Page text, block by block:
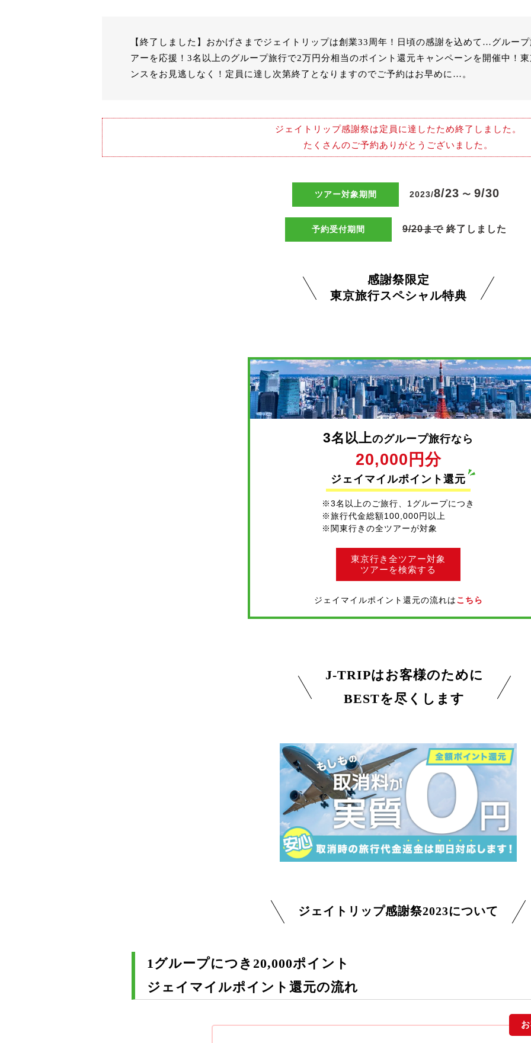
【終了しました】おかげさまでジェイトリップは創業33周年！日頃の感謝を込めて…グルー
アーを応援！3名以上のグループ旅行で2万円分相当のポイント還元キャンペーンを開催中！
ンスをお見逃しなく！定員に達し次第終了となりますのでご予約はお早めに…。
ジェイトリップ感謝祭は定員に達したため終了しました。
たくさんのご予約ありがとうございました。
ツアー対象期間 2023/8/23 〜 9/30
予約受付期間 9/20まで 終了しました
感謝祭限定
東京旅行スペシャル特典
3名以上のグループ旅行なら
20,000円分
ジェイマイルポイント還元
※3名以上のご旅行、1グループにつき
※旅行代金総額100,000円以上
※関東行きの全ツアーが対象
東京行き全ツアー対象
ツアーを検索する
ジェイマイルポイント還元の流れは こちら
J-TRIPはお客様のために
BESTを尽くします
ジェイトリップ感謝祭2023について
1グループにつき20,000ポイント
ジェイマイルポイント還元の流れ